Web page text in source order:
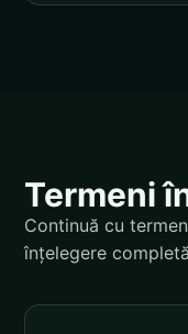
Termeni
Continuă cu
înțelegere